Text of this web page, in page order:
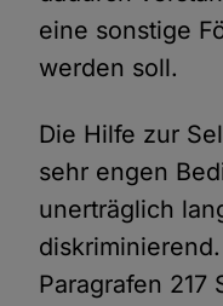
eine sonstige
werden soll.
Die Hilfe zur
sehr engen
unerträglich
Paragrafen